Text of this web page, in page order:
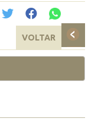
VOLTAR